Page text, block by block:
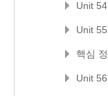
Unit
Unit
핵심
Unit